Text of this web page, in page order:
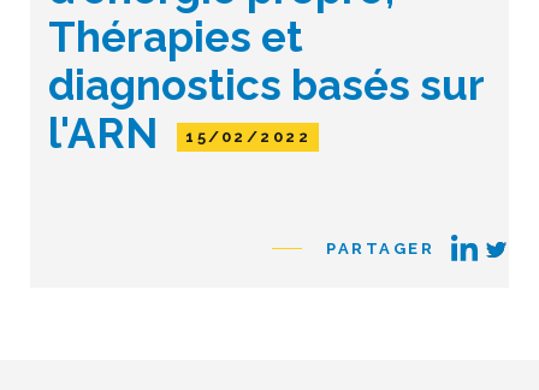
Thérapies et
diagnostics basés sur
l'ARN
15/02/2022
PARTAGER